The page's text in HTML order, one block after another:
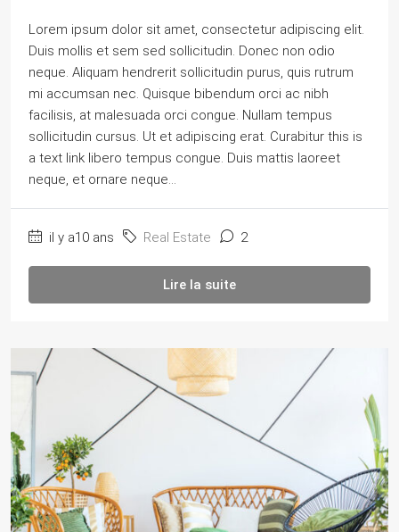
Lorem ipsum dolor sit amet, consectetur adipiscing elit.
Duis mollis et sem sed sollicitudin. Donec non odio
neque. Aliquam hendrerit sollicitudin purus, quis rutrum
mi accumsan nec. Quisque bibendum orci ac nibh
facilisis, at malesuada orci congue. Nullam tempus
sollicitudin cursus. Ut et adipiscing erat. Curabitur this is
a text link libero tempus congue. Duis mattis laoreet
neque, et ornare neque...
il y a10 ans Real Estate 2
Lire la suite